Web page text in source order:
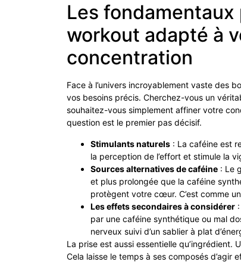
Les
workout adapté à
concentration
Face à l’univers incroyablement vaste des
vos besoins précis. Cherchez-vous un
souhaitez-vous simplement affiner votre
question est le premier pas décisif.
Stimulants naturels : La caféine est
la perception de l’effort et stimule la
Sources alternatives de caféine : Le
et plus prolongée que la caféine
protègent votre cœur. C’est comme
Les effets secondaires à considérer
par une caféine synthétique ou mal
nerveux suivi d’un sablier à plat
La prise est aussi essentielle qu’ingrédient.
Cela laisse le temps à ses composés